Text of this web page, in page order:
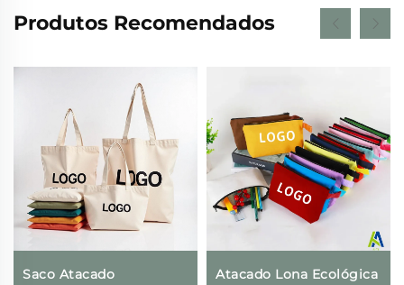
Produtos Recomendados
Saco Atacado
Atacado Lona Ecológica